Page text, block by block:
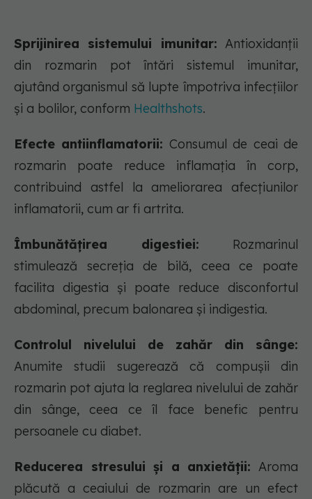
Sprijinirea sistemului imunitar: Antioxidanții
din rozmarin pot întări sistemul imunitar,
ajutând organismul să lupte împotriva infecțiilor
și a bolilor, conform Healthshots.
Efecte antiinflamatorii: Consumul de ceai de
rozmarin poate reduce inflamația în corp,
contribuind astfel la ameliorarea afecțiunilor
inflamatorii, cum ar fi artrita.
Îmbunătățirea digestiei: Rozmarinul
stimulează secreția de bilă, ceea ce poate
facilita digestia și poate reduce disconfortul
abdominal, precum balonarea și indigestia.
Controlul nivelului de zahăr din sânge:
Anumite studii sugerează că compușii din
rozmarin pot ajuta la reglarea nivelului de zahăr
din sânge, ceea ce îl face benefic pentru
persoanele cu diabet.
Reducerea stresului și a anxietății: Aroma
plăcută a ceaiului de rozmarin are un efect